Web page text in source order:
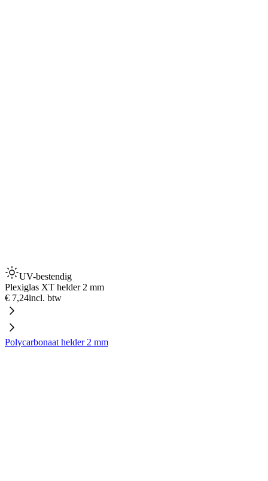
UV-bestendig
Plexiglas XT helder 2 mm
€ 7,24incl. btw
Polycarbonaat helder 2 mm